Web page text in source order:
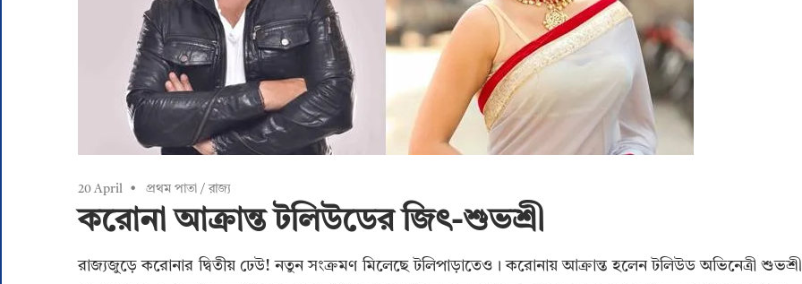
20 April প্রথম পাতা /রাজ্য
করোনা আক্রান্ত টলিউডের জিৎ-শুভশ্রী
রাজ্যজুড়ে করোনার দ্বিতীয় ঢেউ! নতুন সংক্রমণ মিলেছে টলিপাড়াতেও। করোনায় আক্রান্ত হলেন টলিউড অভিনেত্রী শুভশ্রী